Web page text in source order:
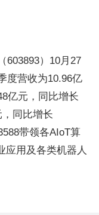
603893）10月27
度营收为10.96亿
亿元，同比增长
同比增长
带领各AIoT算
应用及各类机器人